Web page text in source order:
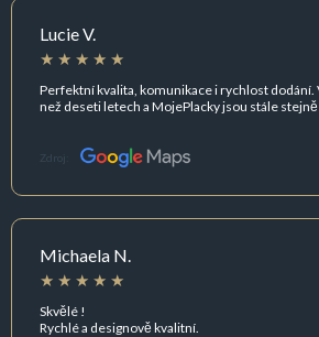
Lucie V.
Perfektní kvalita, komunikace i rychlost dodání.
než deseti letech a MojePlacky jsou stále
Zdroj:
Michaela N.
Skvělé !
Rychlé a designově kvalitní.